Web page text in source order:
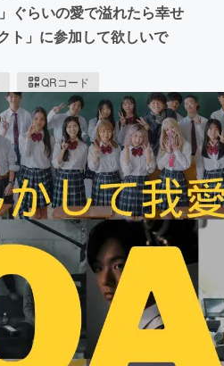
ぐらいの愛で溢れたら幸せ
ト」に参加して欲しいで
QRコード